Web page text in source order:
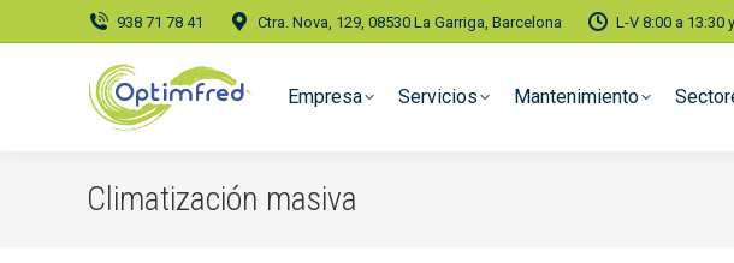
938 71 78 41 Ctra. Nova, 129, 08530 La Garriga, Barcelona L-V 8:00 a 13:30
Empresa Servicios Mantenimiento
Climatización masiva